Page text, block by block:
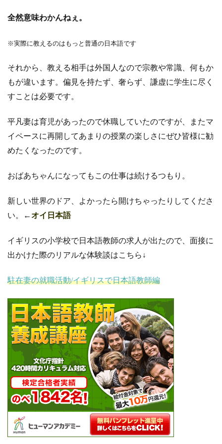
全然意味わかんねぇ。
※実際に教えるのはもっと普通の日本語です
それから、教える相手は外国人なので宗教や常識、何もか
もが違います。偏見を持たず、奢らず、謙虚に学生に尽く
すことは必要です。
平凡妻は育児があったので休職していたのですが、
またマ
イペースに再開してあまりの授業の楽しさにぜひ皆様に勧
めたくなったのです。
おばあちゃんになってもこの仕事は続けるつもり。
新しい世界のドア、よかったら開けちゃったりしてくださ
い。
←オイ日本語
イギリスの小学校で日本語教師の求人が出たので、面接に
出かけた際のリアルな体験談はこちら↓
駐在妻の就職活動/イギリスで日本語教師編